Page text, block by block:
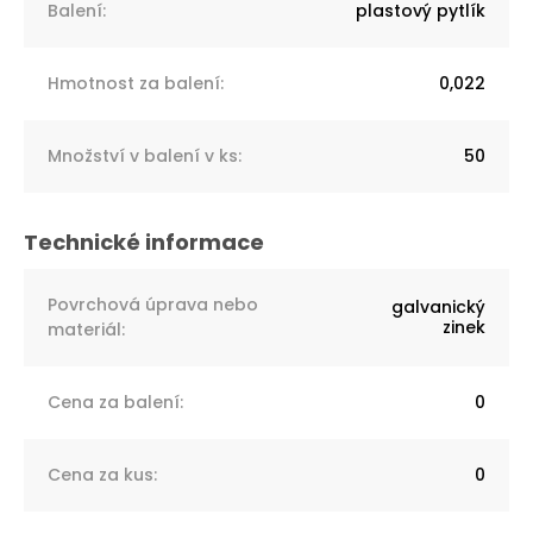
Balení: plastový pytlík
Hmotnost za balení: 0,022
Množství v balení v ks: 50
Povrchová úprava nebo
materiál:
galvanický
zinek
Cena za balení: 0
Cena za kus: 0